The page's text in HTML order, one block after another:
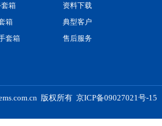
箱
箱
套箱
资料下载
典型客户
售后服务
版权所有 京ICP备09027021号-15